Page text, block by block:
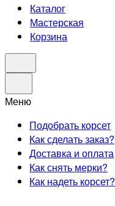
Каталог
Мастерская
Корзина
Меню
Подобрать корсет
Как сделать заказ?
Доставка и оплата
Как снять мерки?
Как надеть корсет?